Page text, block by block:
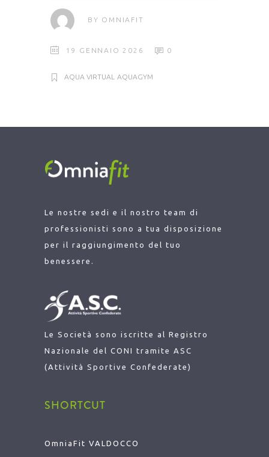
BY OMNIAFIT
19 GENNAIO 2026 0
AQUA VIRTUAL AQUAGYM
Le nostre sedi e il nostro team di
professionisti sono a tua disposizione
per il raggiungimento del tuo
benessere.
Le Società sono iscritte al Registro
Nazionale del CONI tramite ASC
(Attività Sportive Confederate)
SHORTCUT
OmniaFit VALDOCCO